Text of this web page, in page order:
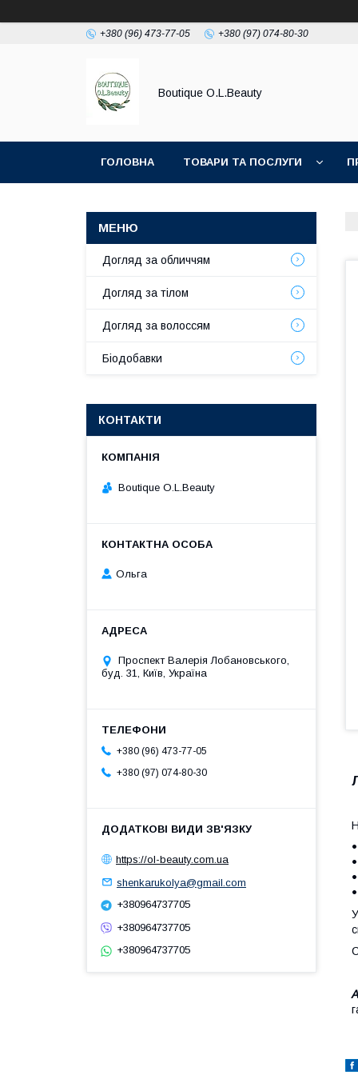
+380 (96) 473-77-05 +380 (97) 074-80-30
Boutique O.L.Beauty
ГОЛОВНА ТОВАРИ ТА ПОСЛУГИ
Догляд за обличчям
Догляд за тілом
Догляд за волоссям
Біодобавки
КОНТАКТИ
Boutique O.L.Beauty
Ольга
Проспект Валерія Лобановського,
буд. 31, Київ, Україна
+380 (96) 473-77-05
+380 (97) 074-80-30
https://ol-beauty.com.ua
shenkarukolya@gmail.com
+380964737705
+380964737705
+380964737705